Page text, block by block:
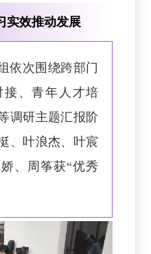
实效推动发展
依次围绕跨部门
、青年人才培
调研主题汇报阶
、叶浪杰、叶宸
、周筝获“优秀